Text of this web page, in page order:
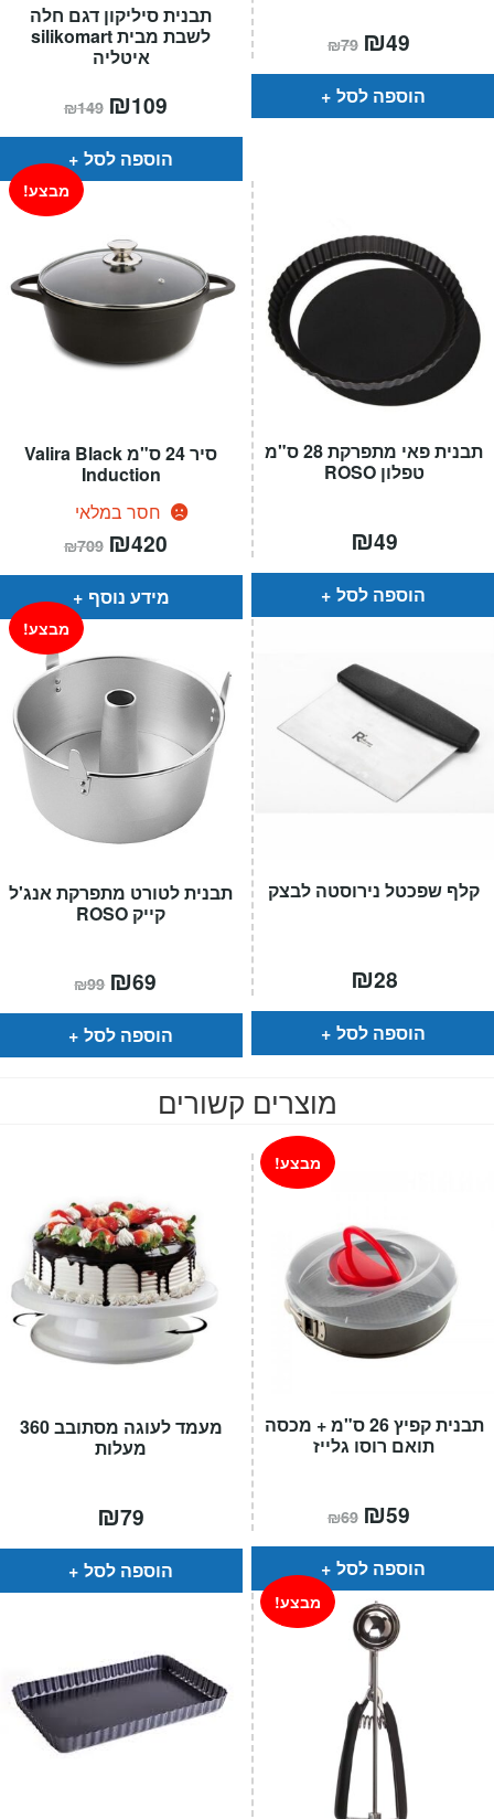
תבנית סיליקון דגם חלה
לשבת מבית silikomart
איטליה
₪149 המחיר
המקורי
היה:
₪149.
₪109
הוא:
הוספה לסל
₪79 המחיר
המקורי
היה:
₪79.
₪49
הוא:
הוספה לסל
סיר 24 ס"מ Valira Black
Induction
חסר במלאי
מבצע!
₪709 המחיר
המקורי
היה:
₪709.
₪420
הוא:
מידע נוסף
תבנית פאי מתפרקת 28 ס"מ
טפלון ROSO
₪49
הוספה לסל
תבנית לטורט מתפרקת אנג'ל
קייק ROSO
מבצע!
₪99 המחיר
המקורי
היה:
₪99.
₪69
הוא:
הוספה לסל
קלף שפכטל נירוסטה לבצק
₪28
הוספה לסל
מוצרים קשורים
מעמד לעוגה מסתובב 360
מעלות
₪79
הוספה לסל
תבנית קפיץ 26 ס"מ + מכסה
תואם רוסו גלייז
מבצע!
₪69 המחיר
המקורי
היה:
₪69.
₪59
הוא:
הוספה לסל
מבצע!